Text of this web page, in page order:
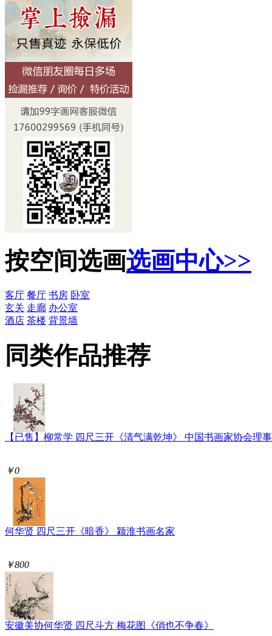
按空间选画选画中心>>
客厅 餐厅 书房 卧室
玄关 走廊 办公室
酒店 茶楼 背景墙
同类作品推荐
【已售】柳常学 四尺三开《清气满乾坤》 中国书画家协会理事
￥0
何华贤 四尺三开《暗香》 颍淮书画名家
￥800
安徽美协何华贤 四尺斗方 梅花图《俏也不争春》